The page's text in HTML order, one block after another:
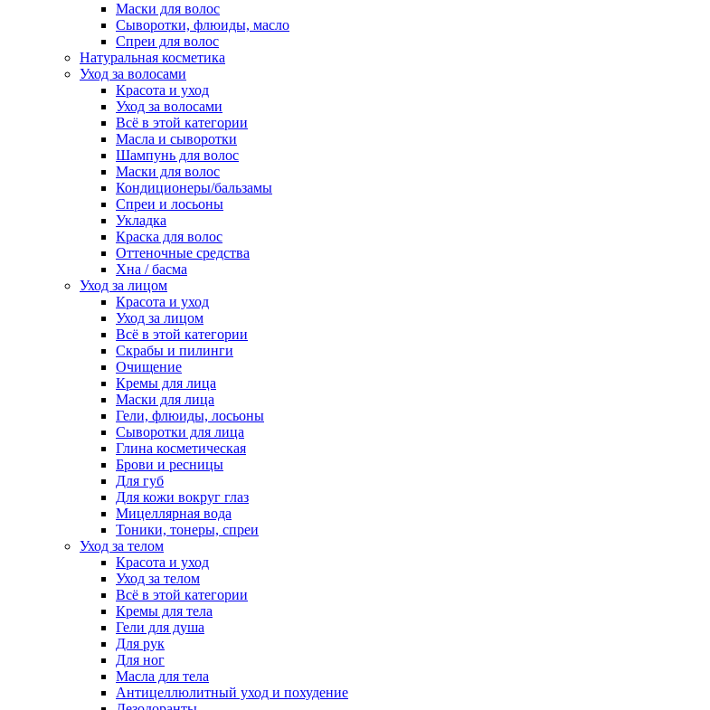
Маски для волос
Сыворотки, флюиды, масло
Спреи для волос
Натуральная косметика
Уход за волосами
Красота и уход
Уход за волосами
Всё в этой категории
Масла и сыворотки
Шампунь для волос
Маски для волос
Кондиционеры/бальзамы
Спреи и лосьоны
Укладка
Краска для волос
Оттеночные средства
Хна / басма
Уход за лицом
Красота и уход
Уход за лицом
Всё в этой категории
Скрабы и пилинги
Очищение
Кремы для лица
Маски для лица
Гели, флюиды, лосьоны
Сыворотки для лица
Глина косметическая
Брови и ресницы
Для губ
Для кожи вокруг глаз
Мицеллярная вода
Тоники, тонеры, спреи
Уход за телом
Красота и уход
Уход за телом
Всё в этой категории
Кремы для тела
Гели для душа
Для рук
Для ног
Масла для тела
Антицеллюлитный уход и похудение